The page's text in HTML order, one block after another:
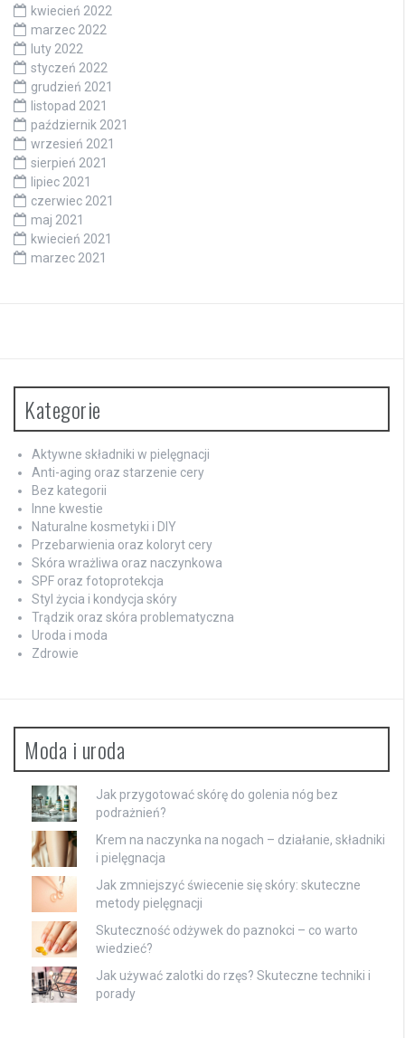
kwiecień 2022
marzec 2022
luty 2022
styczeń 2022
grudzień 2021
listopad 2021
październik 2021
wrzesień 2021
sierpień 2021
lipiec 2021
czerwiec 2021
maj 2021
kwiecień 2021
marzec 2021
Kategorie
Aktywne składniki w pielęgnacji
Anti-aging oraz starzenie cery
Bez kategorii
Inne kwestie
Naturalne kosmetyki i DIY
Przebarwienia oraz koloryt cery
Skóra wrażliwa oraz naczynkowa
SPF oraz fotoprotekcja
Styl życia i kondycja skóry
Trądzik oraz skóra problematyczna
Uroda i moda
Zdrowie
Moda i uroda
Jak przygotować skórę do golenia nóg bez
podrażnień?
Krem na naczynka na nogach – działanie, składniki
i pielęgnacja
Jak zmniejszyć świecenie się skóry: skuteczne
metody pielęgnacji
Skuteczność odżywek do paznokci – co warto
wiedzieć?
Jak używać zalotki do rzęs? Skuteczne techniki i
porady